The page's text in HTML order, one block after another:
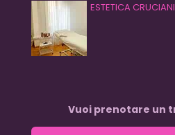
ESTETICA CRUCIANI
Vuoi prenotare un